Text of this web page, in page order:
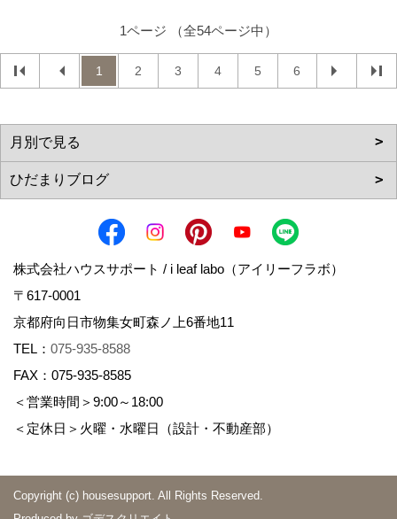
1ページ （全54ページ中）
1 2 3 4 5 6
株式会社ハウスサポート / i leaf labo（アイリーフラボ）
〒617-0001
京都府向日市物集女町森ノ上6番地11
TEL： 075-935-8588
FAX：075-935-8585
＜営業時間＞9:00～18:00
＜定休日＞火曜・水曜日（設計・不動産部）
Copyright (c) housesupport. All Rights Reserved.